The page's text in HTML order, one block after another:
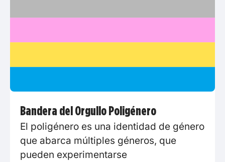
Bandera del Orgullo Poligénero
El poligénero es una identidad de género
que abarca múltiples géneros, que
pueden experimentarse